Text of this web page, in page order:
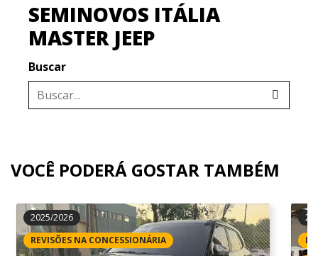
SEMINOVOS ITÁLIA
MASTER JEEP
Buscar
VOCÊ PODERÁ GOSTAR TAMBÉM
2025/2026
REVISÕES NA CONCESSIONÁRIA